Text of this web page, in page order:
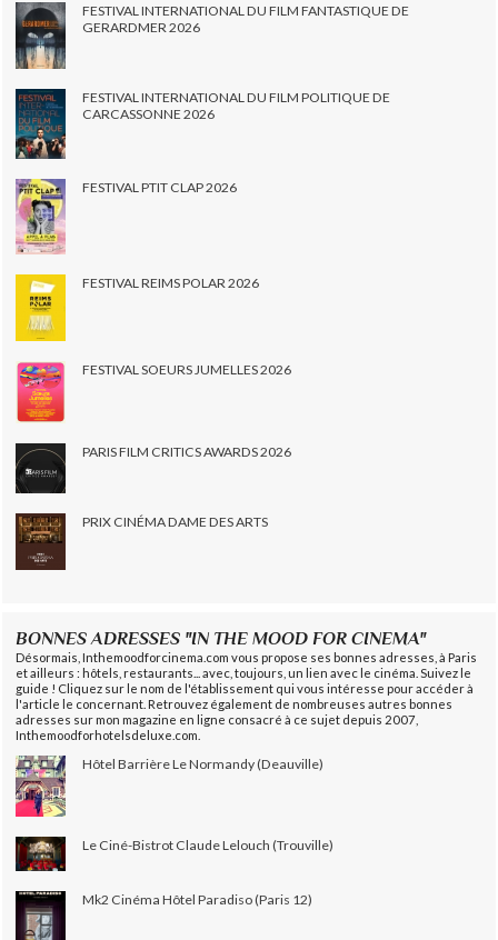
FESTIVAL INTERNATIONAL DU FILM FANTASTIQUE DE
GERARDMER 2026
FESTIVAL INTERNATIONAL DU FILM POLITIQUE DE
CARCASSONNE 2026
FESTIVAL PTIT CLAP 2026
FESTIVAL REIMS POLAR 2026
FESTIVAL SOEURS JUMELLES 2026
PARIS FILM CRITICS AWARDS 2026
PRIX CINÉMA DAME DES ARTS
BONNES ADRESSES "IN THE MOOD FOR CINEMA"
Désormais, Inthemoodforcinema.com vous propose ses bonnes adresses, à Paris
et ailleurs : hôtels, restaurants... avec, toujours, un lien avec le cinéma. Suivez le
guide ! Cliquez sur le nom de l'établissement qui vous intéresse pour accéder à
l'article le concernant. Retrouvez également de nombreuses autres bonnes
adresses sur mon magazine en ligne consacré à ce sujet depuis 2007,
Inthemoodforhotelsdeluxe.com.
Hôtel Barrière Le Normandy (Deauville)
Le Ciné-Bistrot Claude Lelouch (Trouville)
Mk2 Cinéma Hôtel Paradiso (Paris 12)